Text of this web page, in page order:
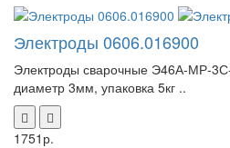
Электроды 0606.016900
Электроды сварочные Э46А-МР-
диаметр 3мм, упаковка 5кг ..
1751р.